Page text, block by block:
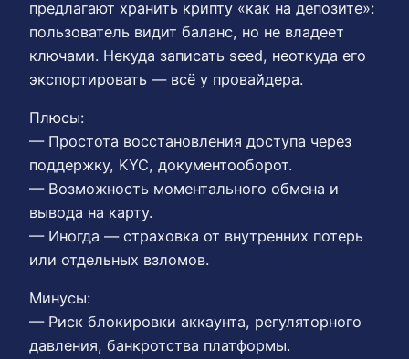
предлагают хранить крипту «как на депозите»:
пользователь видит баланс, но не владеет
ключами. Некуда записать seed, неоткуда его
экспортировать — всё у провайдера.
Плюсы:
— Простота восстановления доступа через
поддержку, KYC, документооборот.
— Возможность моментального обмена и
вывода на карту.
— Иногда — страховка от внутренних потерь
или отдельных взломов.
Минусы:
— Риск блокировки аккаунта, регуляторного
давления, банкротства платформы.